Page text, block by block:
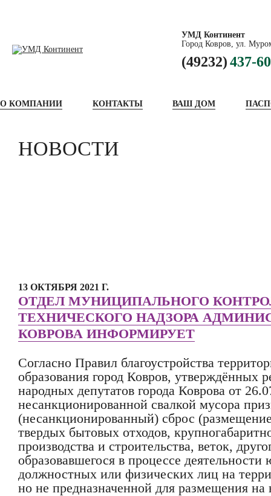
УМД Континент
Город Ковров, ул.
(49232)437-60
О КОМПАНИИ КОНТАКТЫ ВАШ ДОМ
НОВОСТИ
13 ОКТЯБРЯ 2021 Г.
ОТДЕЛ МУНИЦИПАЛЬНОГО
ТЕХНИЧЕСКОГО НАДЗОРА
КОВРОВА ИНФОРМИРУЕТ
Согласно Правил благоустройства
образования город Ковров, утверждённых
народных депутатов города Коврова от
несанкционированной свалкой мусора
(несанкционированный) сброс
твердых бытовых отходов,
производства и строительства, веток,
образовавшегося в процессе
должностных или физических лиц на
но не предназначенной для размещения на